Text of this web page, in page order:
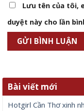
Lưu tên của tôi,
duyệt này cho lần
Bài viết mới
Hotgirl Cần Thơ xinh